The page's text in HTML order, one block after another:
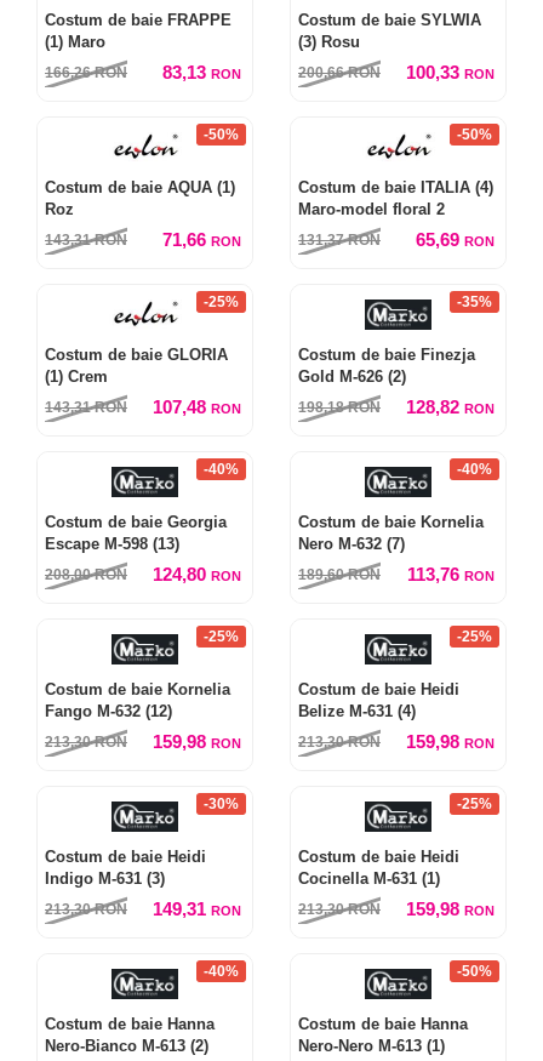
Costum de baie FRAPPE
(1) Maro
166,26RON 83,13 RON
Costum de baie SYLWIA
(3) Rosu
200,66RON 100,33 RON
-50%
Costum de baie AQUA (1)
Roz
143,31RON 71,66 RON
-50%
Costum de baie ITALIA (4)
Maro-model floral 2
131,37RON 65,69 RON
-25%
Costum de baie GLORIA
(1) Crem
143,31RON 107,48 RON
-35%
Costum de baie Finezja
Gold M-626 (2)
198,18RON 128,82 RON
-40%
Costum de baie Georgia
Escape M-598 (13)
208,00RON 124,80 RON
-40%
Costum de baie Kornelia
Nero M-632 (7)
189,60RON 113,76 RON
-25%
Costum de baie Kornelia
Fango M-632 (12)
213,30RON 159,98 RON
-25%
Costum de baie Heidi
Belize M-631 (4)
213,30RON 159,98 RON
-30%
Costum de baie Heidi
Indigo M-631 (3)
213,30RON 149,31 RON
-25%
Costum de baie Heidi
Cocinella M-631 (1)
213,30RON 159,98 RON
-40%
Costum de baie Hanna
Nero-Bianco M-613 (2)
-50%
Costum de baie Hanna
Nero-Nero M-613 (1)